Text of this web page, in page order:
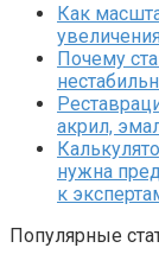
Как
Почему
акрил,
нужна
к
Популярные